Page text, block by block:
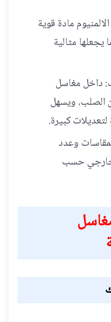
مادة قوية
يجعلها مثالية
داخل مغاسل
الصلب، ويسهل
كبيرة.
وعدد
حسب